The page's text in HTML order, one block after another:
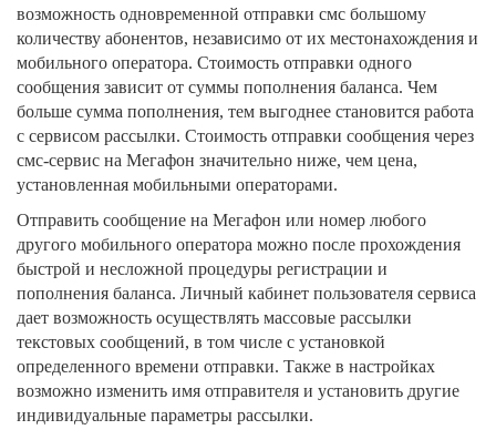
возможность одновременной отправки смс большому
количеству абонентов, независимо от их местонахождения и
мобильного оператора. Стоимость отправки одного
сообщения зависит от суммы пополнения баланса. Чем
больше сумма пополнения, тем выгоднее становится работа
с сервисом рассылки. Стоимость отправки сообщения через
смс-сервис на Мегафон значительно ниже, чем цена,
установленная мобильными операторами.
Отправить сообщение на Мегафон или номер любого
другого мобильного оператора можно после прохождения
быстрой и несложной процедуры регистрации и
пополнения баланса. Личный кабинет пользователя сервиса
дает возможность осуществлять массовые рассылки
текстовых сообщений, в том числе с установкой
определенного времени отправки. Также в настройках
возможно изменить имя отправителя и установить другие
индивидуальные параметры рассылки.